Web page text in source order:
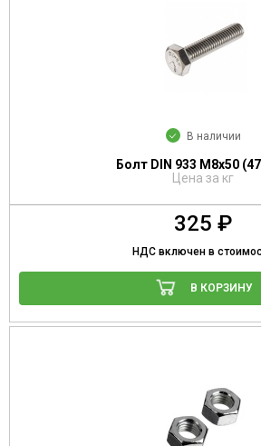
В наличии
Болт DIN 933 М8х50
Цена за кг
325 ₽
НДС включен в
В КОРЗИНУ